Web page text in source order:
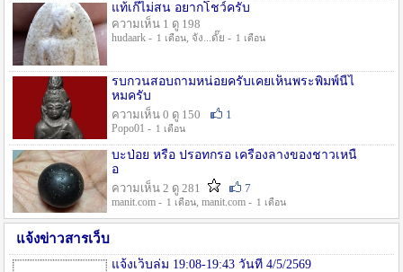
แท้เก๊ไม่สน อยากโชว์ครับ
ความเห็น 1 ดู 198
hudaark - 1 เดือน, จัง...ดั๊ย - 1 เดือน
รบกวนสอบถามหน่อยครับเคยเห็นพระพิมพ์นี้ไ
หมครับ
ความเห็น 0 ดู 150
1
Popo01 - 1 เดือน
บะป่อย หรือ ปรอทกรอ เครื่องลางของชาวเหนื
อ
ความเห็น 2 ดู 281
7
manit.com - 1 เดือน, manit.com - 1 เดือน
แจ้งข่าวสารเว็บ
แจ้งเว็บล่ม 19:08-19:43 วันที่ 4/5/2569